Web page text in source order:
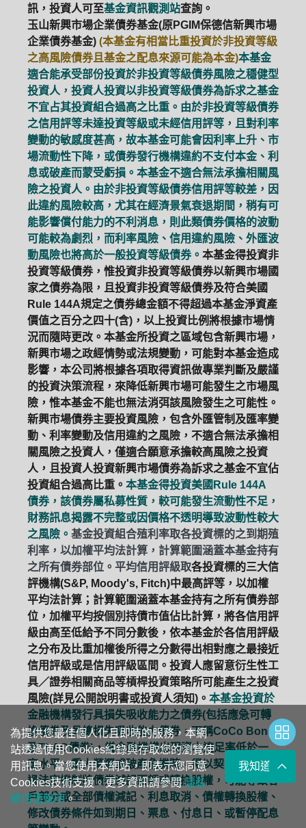
訊，投資人可至基金資訊觀測站查詢。
玉山新興市場企業債券基金(原PGIM保德信新興市場
企業債券基金) (本基金有相當比重投資於非投資等級
之高風險債券且基金之配息來源可能為本金)本基金
適合能承受部份投資於非投資等級債券風險之穩健型
投資人，投資人投資以非投資等級債券為訴求之基金
不宜占其投資組合過高之比重。由於非投資等級債券
之信用評等未達投資等級或未經信用評等，且對利率
變動的敏感度甚高，故本基金可能會因利率上升、市
場流動性下降，或債券發行機構違約不支付本金、利
息或破產而蒙受虧損。本基金不適合無法承擔相關風
險之投資人。由於非投資等級債券信用評等較差，因
此違約風險較高，尤其在經濟景氣衰退期間，稍有可
能影響償付能力的不利消息，則此類債券價格的波動
可能較為劇烈，而利率風險、信用違約風險、外匯波
動風險也將高於一般投資等級債券。 本基金得投資非
投資等級債券，惟投資非投資等級債券以新興市場國
家之債券為限，且投資非投資等級債券及符合美國
Rule 144A規定之債券總金額不得超過本基金淨資產
價值之百分之四十(含)，以上投資比例將根據市場情
況而隨時更改。本基金所投資之區域包含新興市場，
新興市場之政經情勢或法規變動，可能對本基金造成
影響，本公司將根據各項取得資訊做專業判斷及嚴謹
的投資決策流程，來降低新興市場可能發生之市場風
險，惟本基金不能也無法消弭該風險發生之可能性。
新興市場債券主要投資風險，包含外匯管制及匯率變
動、利率變動及信用違約之風險，不適合無法承擔相
關風險之投資人，僅適合願意承擔較高風險之投資
人，且投資人投資新興市場債券為訴求之基金不宜佔
投資組合過高比重。 本基金得投資美國Rule 144A
債券，該債券屬私募性質，較可能發生流動性不足，
財務訊息揭露不完整或因價格不透明導致波動性較大
之風險。 基金投資組合殖利率取各投資標的之到期殖
利率，以加權平均法計算，計算範圍涵蓋本基金持有
之所有債券部位。平均信用評級取各投資標的三大信
評機構(S&P, Moody's, Fitch)中最高評等，以加權
平均法計算；計算範圍涵蓋本基金持有之所有債券部
位，加權平均按個別持債市值佔比計算，將各信用評
級由高至低給予不同分數後，依本基金於各信用評級
之分布及比重加權後所得之分數得出相對應之最接近
信用評級或是信用評級區間。投資人應留意衍生性工
具／證券相關商品等槓桿投資策略所可能產生之投資
風險(詳見公開說明書或投資人須知)。 本基金投資於
金融機構發行具損失吸收能力之債券(包括應急可轉
換債券及具總損失吸收能力債券，下稱CoCo Bond
及TLAC債券)，當金融機構出現資本適足率低於一
定水平、重大營運或破產危機時，得以契約形式或透
過法定機制將債券減記面額或轉換股權，可能導致客
戶部分或全部債權減記、利息取消、債權轉換股權、
修改債券條件如到期日、票息、付息日、或暫停配息
為提供您最佳個人化且即時的服務，本網
站透過使用Cookies紀錄與存取您的瀏覽使
用訊息。當您使用本網站，即表示您同意
Cookies技術支援。更多資訊請參閱隱私
權保護聲明。
我知道了